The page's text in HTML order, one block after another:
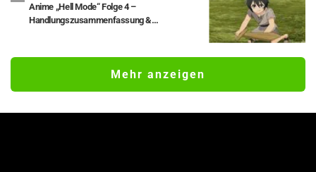
Anime „Hell Mode“ Folge 4 –
Handlungszusammenfassung &
Mehr anzeigen